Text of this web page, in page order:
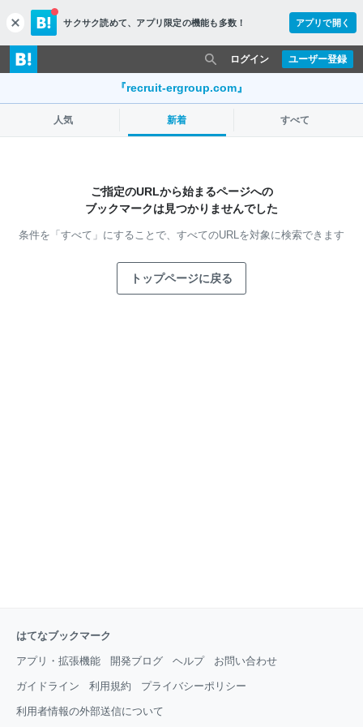
c
l
o
s
サクサク読めて、 アプリ限定の機能も多数！ アプリで開く
ユーザー登録
ログイン
『recruit-ergroup.com』
人気 新着 すべて
ご指定のURLから始まるページへの
ブックマークは見つかりませんでした
条件を「すべて」にすることで、 すべてのURLを対象に検索できます
トップページに戻る
はてなブックマーク
アプリ・拡張機能 開発ブログ ヘルプ お問い合わせ
ガイドライン 利用規約 プライバシーポリシー
利用者情報の外部送信について